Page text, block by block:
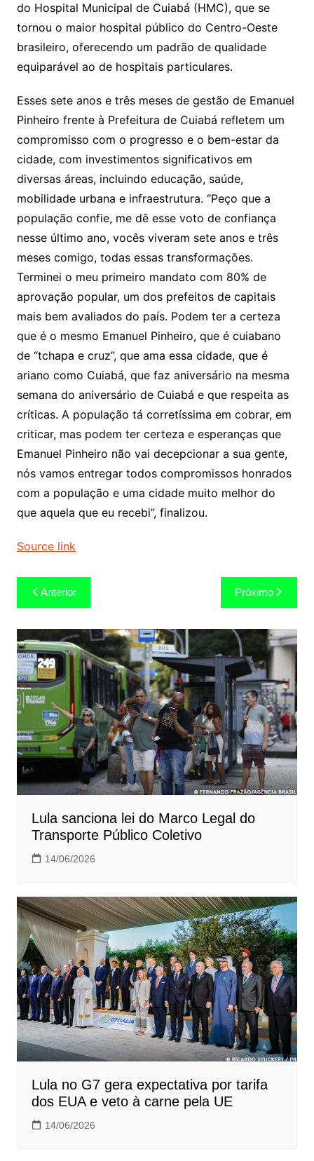
do Hospital Municipal de Cuiabá (HMC), que se
tornou o maior hospital público do Centro-Oeste
brasileiro, oferecendo um padrão de qualidade
equiparável ao de hospitais particulares.
Esses sete anos e três meses de gestão de Emanuel
Pinheiro frente à Prefeitura de Cuiabá refletem um
compromisso com o progresso e o bem-estar da
cidade, com investimentos significativos em
diversas áreas, incluindo educação, saúde,
mobilidade urbana e infraestrutura. “Peço que a
população confie, me dê esse voto de confiança
nesse último ano, vocês viveram sete anos e três
meses comigo, todas essas transformações.
Terminei o meu primeiro mandato com 80% de
aprovação popular, um dos prefeitos de capitais
mais bem avaliados do país. Podem ter a certeza
que é o mesmo Emanuel Pinheiro, que é cuiabano
de “tchapa e cruz”, que ama essa cidade, que é
ariano como Cuiabá, que faz aniversário na mesma
semana do aniversário de Cuiabá e que respeita as
críticas. A população tá corretíssima em cobrar, em
criticar, mas podem ter certeza e esperanças que
Emanuel Pinheiro não vai decepcionar a sua gente,
nós vamos entregar todos compromissos honrados
com a população e uma cidade muito melhor do
que aquela que eu recebi”, finalizou.
Source link
Navegação
de
Post
Anterior Próximo
Lula sanciona lei do Marco Legal do
Transporte Público Coletivo
14/06/2026
Lula no G7 gera expectativa por tarifa
dos EUA e veto à carne pela UE
14/06/2026